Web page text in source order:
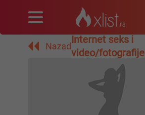
Nazad
Internet seks i
video/fotografije